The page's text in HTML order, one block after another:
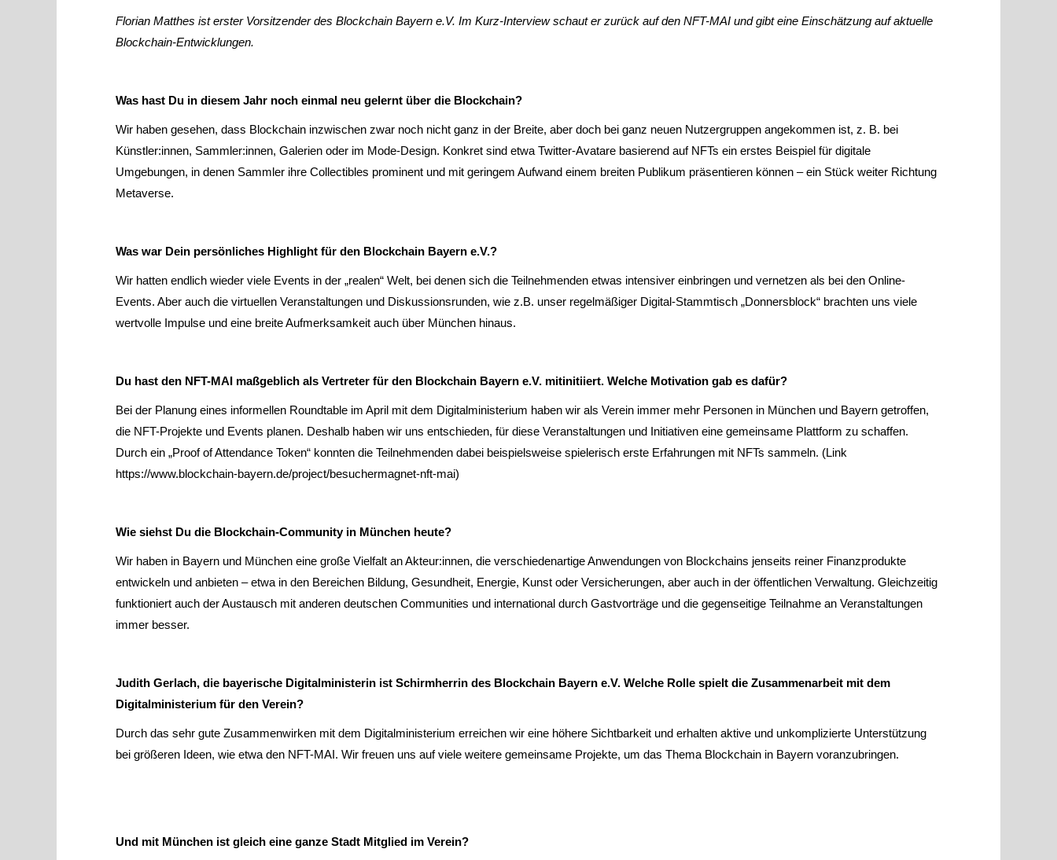
Florian Matthes ist erster Vorsitzender des Blockchain Bayern e.V. Im Kurz-Interview schaut er zurück auf den NFT-MAI und gibt eine Einschätzung auf aktuelle
Blockchain-Entwicklungen.
Was hast Du in diesem Jahr noch einmal neu gelernt über die Blockchain?
Wir haben gesehen, dass Blockchain inzwischen zwar noch nicht ganz in der Breite, aber doch bei ganz neuen Nutzergruppen angekommen ist, z. B. bei
Künstler:innen, Sammler:innen, Galerien oder im Mode-Design. Konkret sind etwa Twitter-Avatare basierend auf NFTs ein erstes Beispiel für digitale
Umgebungen, in denen Sammler ihre Collectibles prominent und mit geringem Aufwand einem breiten Publikum präsentieren können – ein Stück weiter Richtung
Metaverse.
Was war Dein persönliches Highlight für den Blockchain Bayern e.V.?
Wir hatten endlich wieder viele Events in der „realen“ Welt, bei denen sich die Teilnehmenden etwas intensiver einbringen und vernetzen als bei den Online-
Events. Aber auch die virtuellen Veranstaltungen und Diskussionsrunden, wie z.B. unser regelmäßiger Digital-Stammtisch „Donnersblock“ brachten uns viele
wertvolle Impulse und eine breite Aufmerksamkeit auch über München hinaus.
Du hast den NFT-MAI maßgeblich als Vertreter für den Blockchain Bayern e.V. mitinitiiert. Welche Motivation gab es dafür?
Bei der Planung eines informellen Roundtable im April mit dem Digitalministerium haben wir als Verein immer mehr Personen in München und Bayern getroffen,
die NFT-Projekte und Events planen. Deshalb haben wir uns entschieden, für diese Veranstaltungen und Initiativen eine gemeinsame Plattform zu schaffen.
Durch ein „Proof of Attendance Token“ konnten die Teilnehmenden dabei beispielsweise spielerisch erste Erfahrungen mit NFTs sammeln. (Link
https://www.blockchain-bayern.de/project/besuchermagnet-nft-mai)
Wie siehst Du die Blockchain-Community in München heute?
Wir haben in Bayern und München eine große Vielfalt an Akteur:innen, die verschiedenartige Anwendungen von Blockchains jenseits reiner Finanzprodukte
entwickeln und anbieten – etwa in den Bereichen Bildung, Gesundheit, Energie, Kunst oder Versicherungen, aber auch in der öffentlichen Verwaltung. Gleichzeitig
funktioniert auch der Austausch mit anderen deutschen Communities und international durch Gastvorträge und die gegenseitige Teilnahme an Veranstaltungen
immer besser.
Judith Gerlach, die bayerische Digitalministerin ist Schirmherrin des Blockchain Bayern e.V. Welche Rolle spielt die Zusammenarbeit mit dem
Digitalministerium für den Verein?
Durch das sehr gute Zusammenwirken mit dem Digitalministerium erreichen wir eine höhere Sichtbarkeit und erhalten aktive und unkomplizierte Unterstützung
bei größeren Ideen, wie etwa den NFT-MAI. Wir freuen uns auf viele weitere gemeinsame Projekte, um das Thema Blockchain in Bayern voranzubringen.
Und mit München ist gleich eine ganze Stadt Mitglied im Verein?